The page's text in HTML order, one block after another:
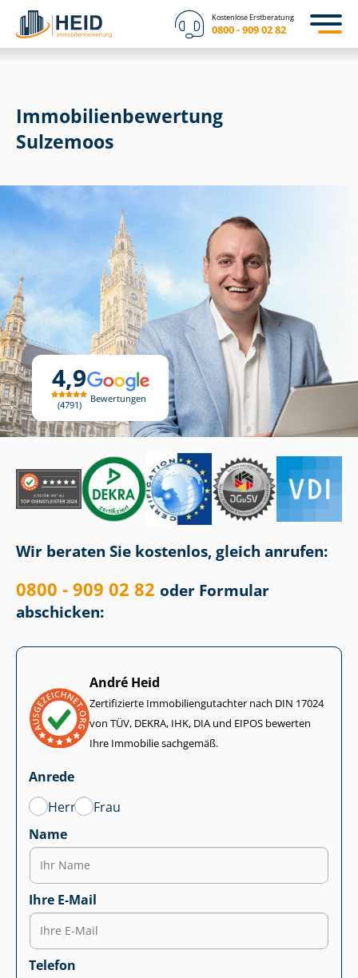
Kostenlose Erstberatung
0800 - 909 02 82
4,9
4791
Bewertungen
Immobilien­bewertung
Sulzemoos
Wir beraten Sie kostenlos, gleich anrufen:
0800 - 909 02 82 oder Formular
abschicken:
André Heid
Zertifizierte Im­mo­bi­li­en­gut­ach­ter nach DIN 17024
von TÜV, DEKRA, IHK, DIA und EIPOS bewerten
Ihre Immobilie sachgemäß.
Anrede
Herr
Frau
Name
Ihre E-Mail
Telefon